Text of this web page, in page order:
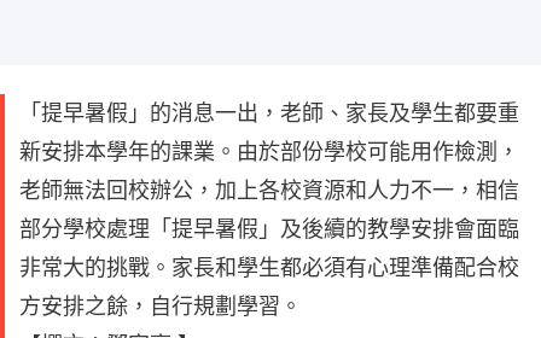
「提早暑假」的消息一出，老師、家長及學生都要重
新安排本學年的課業。由於部份學校可能用作檢測，
老師無法回校辦公，加上各校資源和人力不一，相信
部分學校處理「提早暑假」及後續的教學安排會面臨
非常大的挑戰。家長和學生都必須有心理準備配合校
方安排之餘，自行規劃學習。